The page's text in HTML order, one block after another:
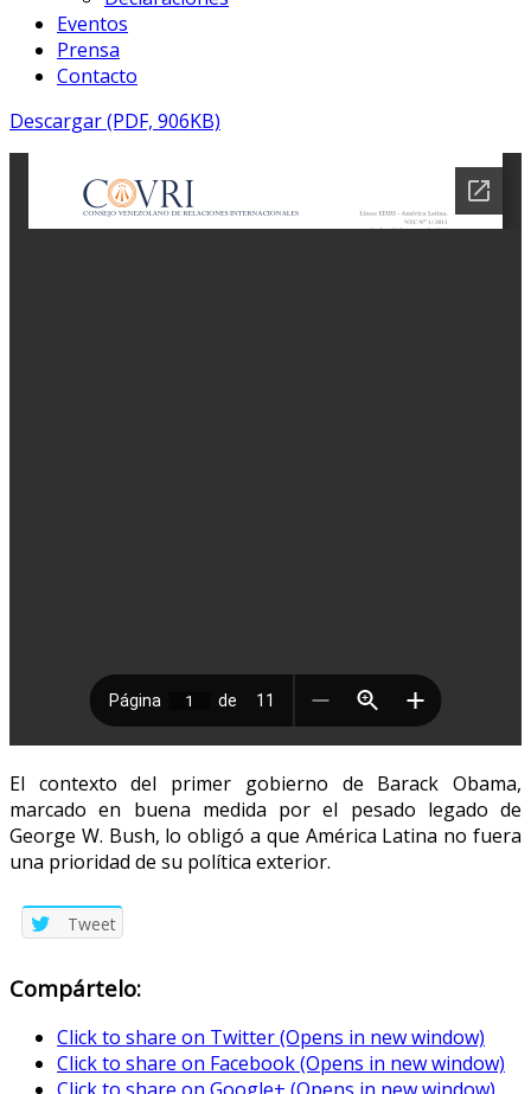
Eventos
Prensa
Contacto
Descargar (PDF, 906KB)
El contexto del primer gobierno de Barack Obama,
marcado en buena medida por el pesado legado de
George W. Bush, lo obligó a que América Latina no fuera
una prioridad de su política exterior.
Tweet
Compártelo:
Click to share on Twitter (Opens in new window)
Click to share on Facebook (Opens in new window)